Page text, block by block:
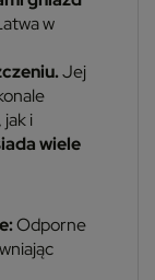
w
Jej
i
wiele
Odporne